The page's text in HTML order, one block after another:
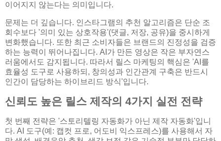
이어지지 않는다는 의미입니다.
문제는 더 깊습니다. 인스타그램의 추천 알고리즘은 단순 조
회수보다 '의미 있는 상호작용'(댓글, 저장, 공유)을 중시하게
변화했습니다. 또한 최근 소비자들은 브랜드의 진정성을 검증
하는 능력이 뛰어나집니다. AI가 만든 영상은 작은 부자연스
러움에서도 감지됩니다. 따라서 릴스 마케팅의 핵심은 'AI를
효율성 도구로 사용하되, 창의성과 인간관계 구축은 반드시
인간이 담당하는 하이브리드 방식'입니다.
신뢰도 높은 릴스 제작의 4가지 실전 전략
첫 번째 전략은 '스토리텔링 자동화가 아닌 제작 자동화'입니
다. AI 도구(예: 캡컷 프로, 어도비 익스프레스)를 사용해서 자